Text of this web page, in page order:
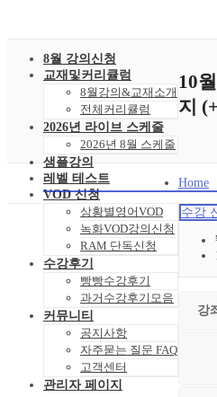
8월 강의신청
교재및커리큘럼
8월강의&교재소개
전체커리큘럼
2026년 라이브 스케줄
2026년 8월 스케줄
샘플강의
레벨 테스트
VOD 신청
상황별영어VOD
녹화VOD강의신청
RAM 단독신청
수강후기
빵빵수강후기
과거수강후기모음
커뮤니티
공지사항
자주묻는 질문 FAQ
고객센터
관리자 페이지
10
지
Home
강
수강